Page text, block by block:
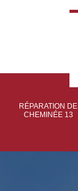
RÉPARATION DE
CHEMINÉE 13